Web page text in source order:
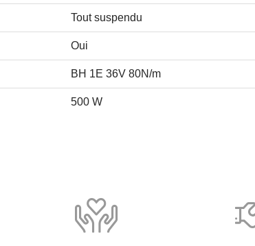
Tout suspendu
Oui
BH 1E 36V 80N/m
500 W